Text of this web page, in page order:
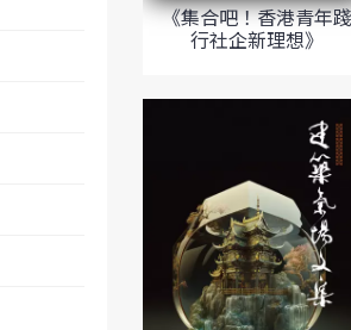
《集合吧！香港青年踐
行社企新理想》